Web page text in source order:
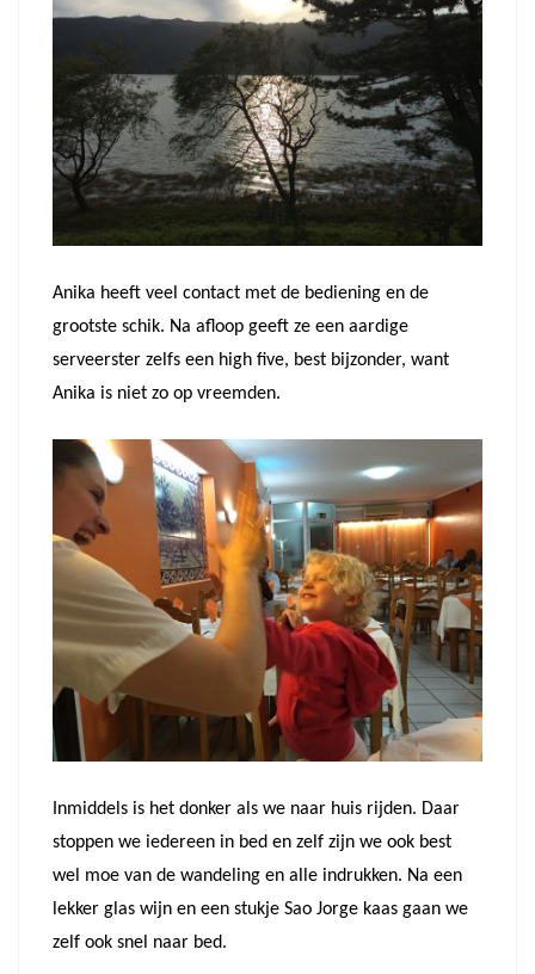
Anika heeft veel contact met de bediening en de
grootste schik. Na afloop geeft ze een aardige
serveerster zelfs een high five, best bijzonder, want
Anika is niet zo op vreemden.
Inmiddels is het donker als we naar huis rijden. Daar
stoppen we iedereen in bed en zelf zijn we ook best
wel moe van de wandeling en alle indrukken. Na een
lekker glas wijn en een stukje Sao Jorge kaas gaan we
zelf ook snel naar bed.